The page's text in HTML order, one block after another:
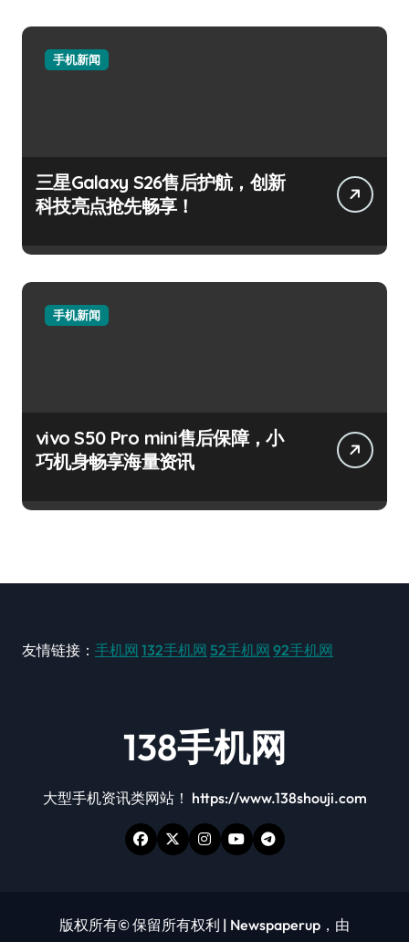
手机新闻
三星Galaxy S26售后护航，创新
科技亮点抢先畅享！
手机新闻
vivo S50 Pro mini售后保障，小
巧机身畅享海量资讯
友情链接： 手机网 132手机网 52手机网 92手机网
138手机网
大型手机资讯类网站！ https://www.138shouji.com
版权所有© 保留所有权利 | Newspaperup ，由